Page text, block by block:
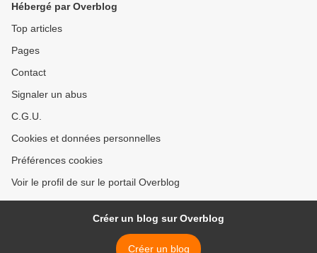
Hébergé par Overblog
Top articles
Pages
Contact
Signaler un abus
C.G.U.
Cookies et données personnelles
Préférences cookies
Voir le profil de sur le portail Overblog
Créer un blog sur Overblog
Créer un blog